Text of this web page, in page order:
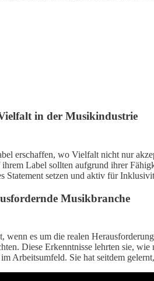
in der Musikindustrie
erschaffen, wo Vielfalt nicht nur
Label sollten aufgrund ihrer
Statement setzen und aktiv für
Musikbranche
wenn es um die realen
Diese Erkenntnisse lehrten sie,
Arbeitsumfeld. Sie hat seitdem